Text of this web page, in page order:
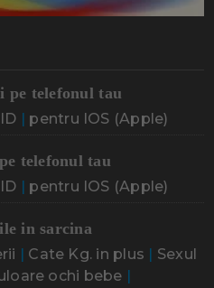
pe telefonul tau
| pentru IOS (Apple)
telefonul tau
| pentru IOS (Apple)
in sarcina
| Cate Kg. in plus | Sexul
ochi bebe |